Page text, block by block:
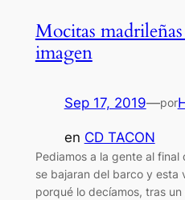
Mocitas
imagen
Sep 17, 2019—por
en CD TACON
Pediamos a la gente al
se bajaran del barco y esta
porqué lo decíamos, tras